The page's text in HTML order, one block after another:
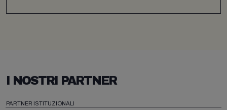
I NOSTRI PARTNER
PARTNER ISTITUZIONALI